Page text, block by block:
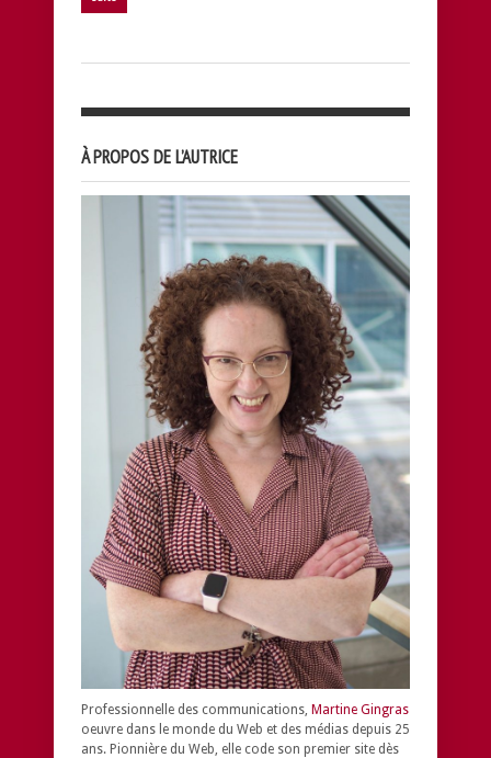
À PROPOS DE L’AUTRICE
Professionnelle des communications, Martine Gingras
oeuvre dans le monde du Web et des médias depuis 25
ans. Pionnière du Web, elle code son premier site dès